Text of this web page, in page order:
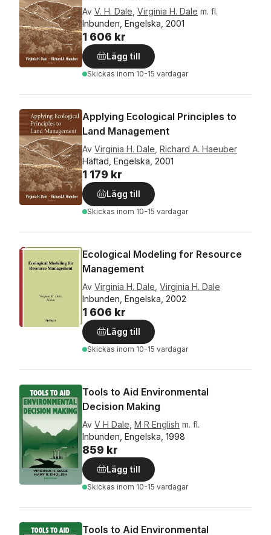
Av V. H. Dale Virginia H. Dale m. fl.
Inbunden, Engelska, 2001
1 606 kr
Lägg till
Skickas inom 10-15 vardagar
Applying Ecological Principles to
Land Management
Av Virginia H. Dale Richard A. Haeuber
Häftad, Engelska, 2001
1 179 kr
Lägg till
Skickas inom 10-15 vardagar
Ecological Modeling for Resource
Management
Av Virginia H. Dale Virginia H. Dale
Inbunden, Engelska, 2002
1 606 kr
Lägg till
Skickas inom 10-15 vardagar
Tools to Aid Environmental
Decision Making
Av V H Dale M R English m. fl.
Inbunden, Engelska, 1998
859 kr
Lägg till
Skickas inom 10-15 vardagar
Tools to Aid Environmental